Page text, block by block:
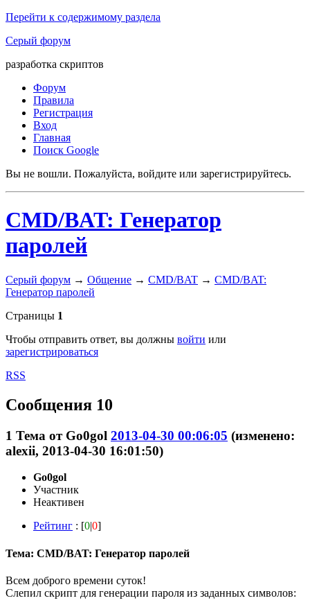
Перейти к содержимому раздела
Серый форум
разработка скриптов
Форум
Правила
Регистрация
Вход
Главная
Поиск Google
Вы не вошли. Пожалуйста, войдите или зарегистрируйтесь.
CMD/BAT: Генератор
паролей
Серый форум → Общение → CMD/BAT → CMD/BAT:
Генератор паролей
Страницы 1
Чтобы отправить ответ, вы должны войти или
зарегистрироваться
RSS
Сообщения 10
1 Тема от Go0gol 2013-04-30 00:06:05 (изменено:
alexii, 2013-04-30 16:01:50)
Go0gol
Участник
Неактивен
Рейтинг : [0|0]
Тема: CMD/BAT: Генератор паролей
Всем доброго времени суток!
Слепил скрипт для генерации пароля из заданных символов: